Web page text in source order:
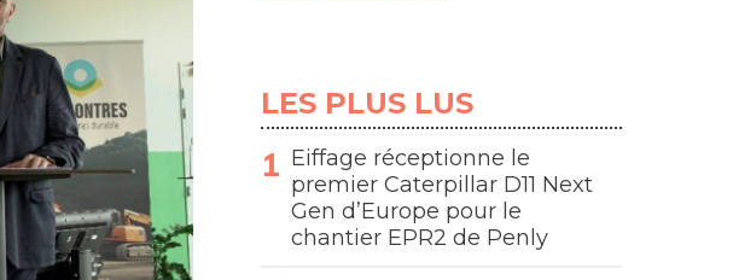
LES PLUS LUS
Eiffage réceptionne le
premier Caterpillar D11 Next
Gen d’Europe pour le
chantier EPR2 de Penly